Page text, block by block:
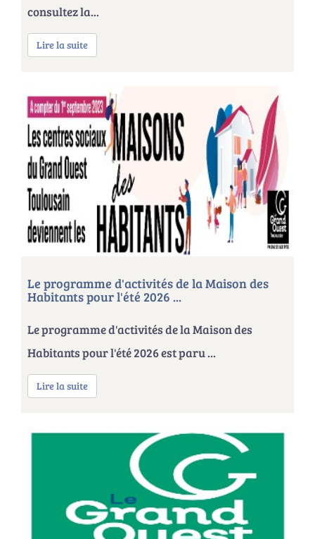
consultez la...
Lire la suite
Le programme d'activités de la Maison des
Habitants pour l'été 2026 ...
Le programme d'activités de la Maison des
Habitants pour l'été 2026 est paru ...
Lire la suite